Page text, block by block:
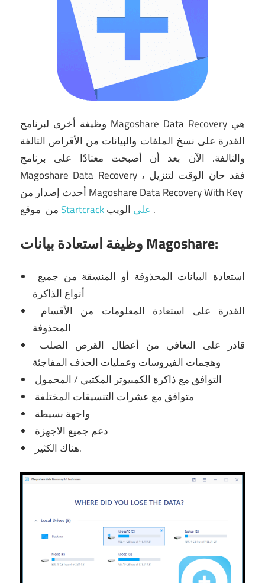
وظيفة أخرى لبرنامج Magoshare Data Recovery هي
القدرة على نسخ الملفات والبيانات من الأقراص التالفة
والتالفة. الآن بعد أن أصبحت معتادًا على برنامج
Magoshare Data Recovery ، فقد حان الوقت لتنزيل
أحدث إصدار من Magoshare Data Recovery With Key
من
Startcrack على.
وظيفة استعادة بيانات Magoshare:
أنواع الذاكرة
المحذوفة
وهجمات الفيروسات وعمليات الحذف المفاجئة
التوافق مع ذاكرة الكمبيوتر المكتبي / المحمول
متوافق مع عشرات التنسيقات المختلفة
واجهة بسيطة
دعم جميع الاجهزة
هناك الكثير.